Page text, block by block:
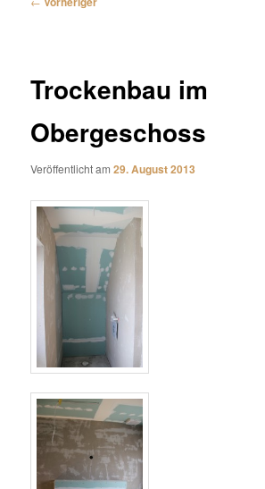
Trockenbau im
Obergeschoss
Veröffentlicht am29. August 2013